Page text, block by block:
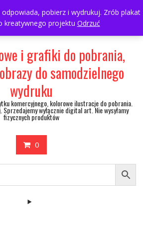
pobierz i wydrukuj. Zrób plakat
kreatywnego projektu Odrzuć
walulik@gmail.com
My Account
i grafiki do pobrania,
do samodzielnego
wydruku
komercyjnego, kolorowe ilustracje do pobrania.
Sprzedajemy wyłącznie digital art. Nie wysyłamy
fizycznych produktów
0